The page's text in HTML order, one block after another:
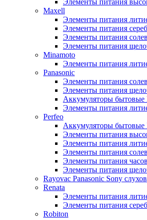
Элементы питания
Maxell
Элементы питания
Элементы питания
Элементы питания
Элементы питания
Minamoto
Элементы питания
Panasonic
Элементы питания
Элементы питания
Аккумуляторы бытовые
Элементы питания
Perfeo
Аккумуляторы бытовые
Элементы питания
Элементы питания
Элементы питания
Элементы питания
Элементы питания
Rayovac Panasonic Sony
Renata
Элементы питания
Элементы питания
Robiton